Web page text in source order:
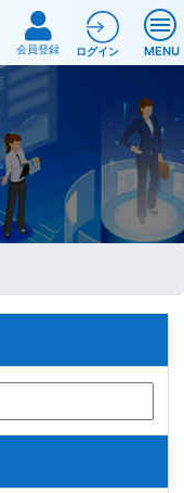
MENU
会員登録 ログイン